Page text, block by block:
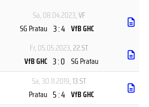
Sa, 08.04.2023, VF
SG Pratau 3 : 4 VfB GHC
Fr, 05.05.2023, 22.ST
VfB GHC 3 : 0 SG Pratau
Sa, 30.11.2019, 13.ST
Pratau 5 : 4 VfB GHC